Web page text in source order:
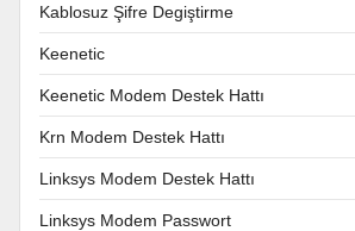
Kablosuz Şifre Degiştirme
Keenetic
Keenetic Modem Destek Hattı
Krn Modem Destek Hattı
Linksys Modem Destek Hattı
Linksys Modem Passwort